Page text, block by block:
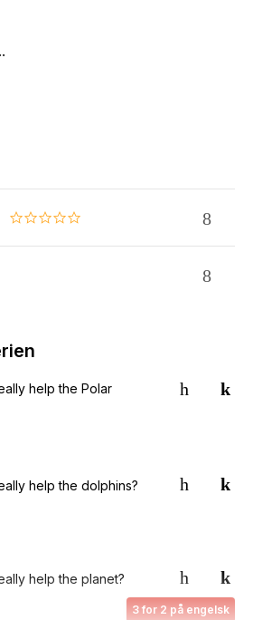
0.0 star rating
help the Polar
help the dolphins?
help the planet?
3 for 2 på engelsk